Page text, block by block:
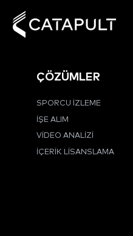
ÇÖZÜMLER
SPORCU İZLEME
İŞE ALIM
VIDEO ANALIZI
İÇERIK LISANSLAMA